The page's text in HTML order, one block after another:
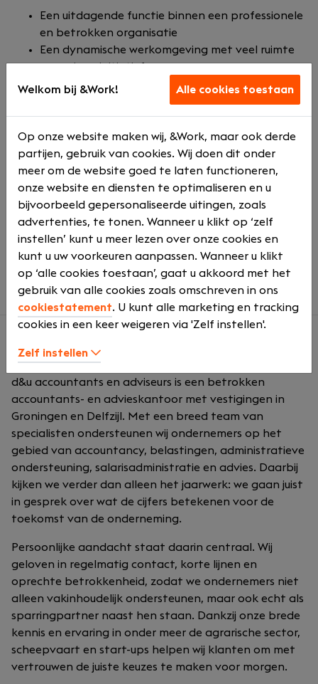
Een uitdagende functie binnen een professionele
en betrokken organisatie
Een dynamische werkomgeving met veel ruimte
voor eigen initiatief
Mogelijkheden voor professionele en persoonlijke
Opleidingen en trainingen om jezelf verder te
specialiseren
Een marktconform salaris passend bij jouw kennis
en ervaring
Een collegiale werksfeer waarin samenwerking
centraal staat
Een betrokken team met korte lijnen en veel
kennis in huis
Een mooie kans om impact te maken binnen de
agrarische sector
Over ons
d&u accountants en adviseurs is een betrokken
accountants- en advieskantoor met vestigingen in
Groningen en Delfzijl. Met een breed team van
specialisten ondersteunen wij ondernemers op het
gebied van accountancy, belastingen, administratieve
ondersteuning, salarisadministratie en advies. Daarbij
kijken we verder dan alleen het jaarwerk: we gaan juist
in gesprek over wat de cijfers betekenen voor de
toekomst van de onderneming.
Persoonlijke aandacht staat daarin centraal. Wij
geloven in regelmatig contact, korte lijnen en
oprechte betrokkenheid, zodat we ondernemers niet
alleen vakinhoudelijk ondersteunen, maar ook echt als
sparringpartner naast hen staan. Dankzij onze brede
kennis en ervaring in onder meer de agrarische sector,
scheepvaart en start-ups helpen wij klanten om met
vertrouwen de juiste keuzes te maken voor morgen.
Welkom bij &Work! Alle cookies toestaan
Op onze website maken wij, &Work, maar ook derde
partijen, gebruik van cookies. Wij doen dit onder
meer om de website goed te laten functioneren,
onze website en diensten te optimaliseren en u
bijvoorbeeld gepersonaliseerde uitingen, zoals
advertenties, te tonen. Wanneer u klikt op ‘zelf
instellen’ kunt u meer lezen over onze cookies en
kunt u uw voorkeuren aanpassen. Wanneer u klikt
op ‘alle cookies toestaan’, gaat u akkoord met het
gebruik van alle cookies zoals omschreven in ons
cookiestatement. U kunt alle marketing en tracking
cookies in een keer weigeren via 'Zelf instellen'.
Zelf instellen